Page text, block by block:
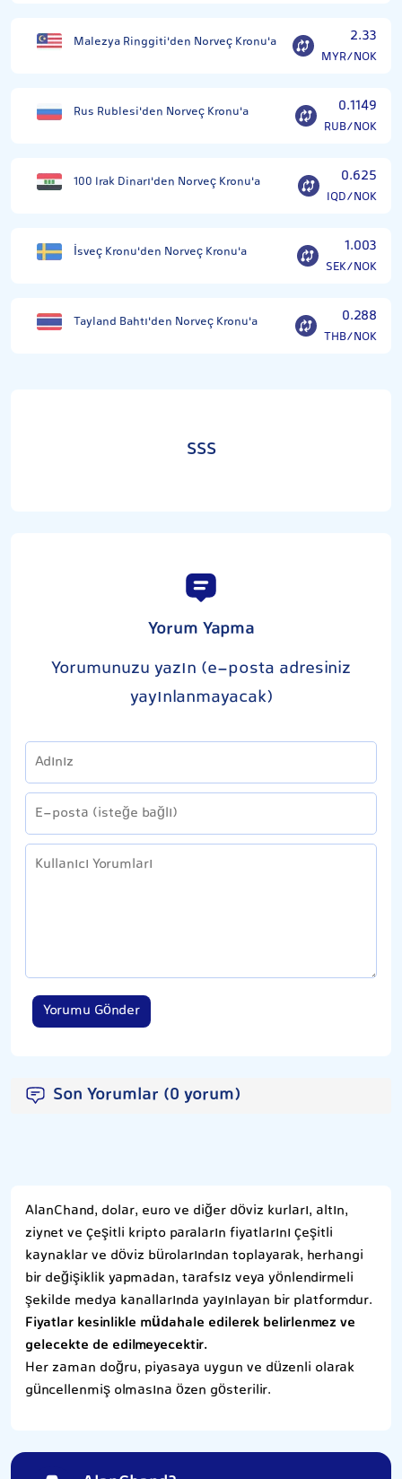
Malezya Ringgiti'den Norveç Kronu'a 2.33
MYR/NOK
Rus Rublesi'den Norveç Kronu'a 0.1149
RUB/NOK
100 Irak Dinarı'den Norveç Kronu'a 0.625
IQD/NOK
İsveç Kronu'den Norveç Kronu'a 1.003
SEK/NOK
Tayland Bahtı'den Norveç Kronu'a 0.288
THB/NOK
SSS
Yorum Yapma
Yorumunuzu yazın (e-posta adresiniz
yayınlanmayacak)
Yorumu Gönder
Son Yorumlar (0 yorum)
AlanChand, dolar, euro ve diğer döviz kurları, altın,
ziynet ve çeşitli kripto paraların fiyatlarını çeşitli
kaynaklar ve döviz bürolarından toplayarak, herhangi
bir değişiklik yapmadan, tarafsız veya yönlendirmeli
şekilde medya kanallarında yayınlayan bir platformdur.
Fiyatlar kesinlikle müdahale edilerek belirlenmez ve
gelecekte de edilmeyecektir.
Her zaman doğru, piyasaya uygun ve düzenli olarak
güncellenmiş olmasına özen gösterilir.